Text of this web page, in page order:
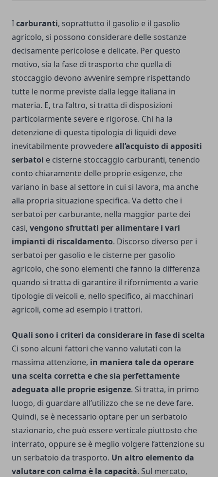
Icarburanti, soprattutto il gasolio e il gasolio
agricolo, si possono considerare delle sostanze
decisamente pericolose e delicate. Per questo
motivo, sia la fase di trasporto che quella di
stoccaggio devono avvenire sempre rispettando
tutte le norme previste dalla legge italiana in
materia. E, tra l’altro, si tratta di disposizioni
particolarmente severe e rigorose. Chi ha la
detenzione di questa tipologia di liquidi deve
inevitabilmente provvedereall’acquisto di appositi
serbatoi e cisterne stoccaggio carburanti, tenendo
conto chiaramente delle proprie esigenze, che
variano in base al settore in cui si lavora, ma anche
alla propria situazione specifica. Va detto che i
serbatoi per carburante, nella maggior parte dei
casi, vengono sfruttati per alimentare i vari
impianti di riscaldamento. Discorso diverso per i
serbatoi per gasolio e le cisterne per gasolio
agricolo, che sono elementi che fanno la differenza
quando si tratta di garantire il rifornimento a varie
tipologie di veicoli e, nello specifico, ai macchinari
agricoli, come ad esempio i trattori.
Quali sono i criteri da considerare in fase di scelta
Ci sono alcuni fattori che vanno valutati con la
massima attenzione, in maniera tale da operare
una scelta corretta e che sia perfettamente
adeguata alle proprie esigenze. Si tratta, in primo
luogo, di guardare all’utilizzo che se ne deve fare.
Quindi, se è necessario optare per un serbatoio
stazionario, che può essere verticale piuttosto che
interrato, oppure se è meglio volgere l’attenzione su
un serbatoio da trasporto. Un altro elemento da
valutare con calma è la capacità. Sul mercato,